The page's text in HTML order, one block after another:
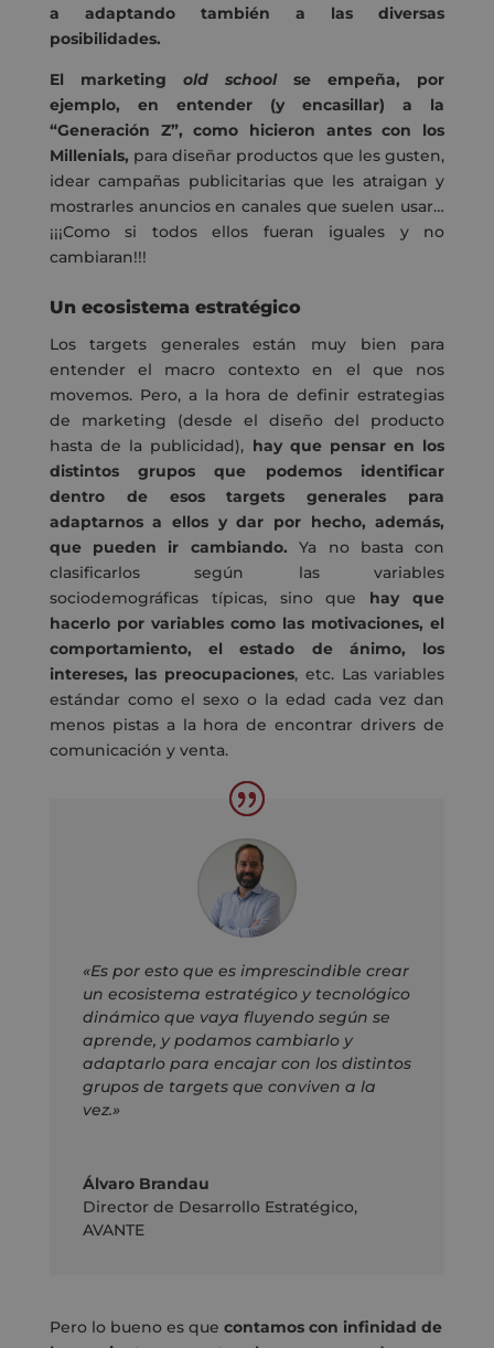
a adaptando también a las diversas
posibilidades.
El marketing old schoolse empeña, por
ejemplo, en entender (y encasillar) a la
“Generación Z”, como hicieron antes con los
Millenials, para diseñar productos que les gusten,
idear campañas publicitarias que les atraigan y
mostrarles anuncios en canales que suelen usar…
¡¡¡Como si todos ellos fueran iguales y no
cambiaran!!!
Un ecosistema estratégico
Los targets generales están muy bien para
entender el macro contexto en el que nos
movemos. Pero, a la hora de definir estrategias
de marketing (desde el diseño del producto
hasta de la publicidad), hay que pensar en los
distintos grupos que podemos identificar
dentro de esos targets generales para
adaptarnos a ellos y dar por hecho, además,
que pueden ir cambiando. Ya no basta con
clasificarlos según las variables
sociodemográficas típicas, sino que hay que
hacerlo por variables como las motivaciones, el
comportamiento, el estado de ánimo, los
intereses, las preocupaciones, etc. Las variables
estándar como el sexo o la edad cada vez dan
menos pistas a la hora de encontrar drivers de
comunicación y venta.
«Es por esto que es imprescindible crear
un ecosistema estratégico y tecnológico
dinámico que vaya fluyendo según se
aprende, y podamos cambiarlo y
adaptarlo para encajar con los distintos
grupos de targets que conviven a la
vez.»
Álvaro Brandau
Director de Desarrollo Estratégico,
AVANTE
Pero lo bueno es que contamos con infinidad de